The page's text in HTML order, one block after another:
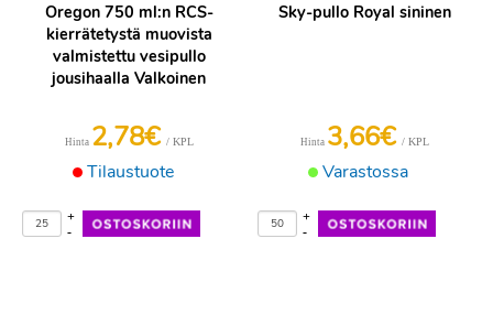
Oregon 750 ml:n RCS-
kierrätetystä muovista
valmistettu vesipullo
jousihaalla Valkoinen
Tilaustuote
Hinta 2,78€ / KPL
-
+
Sky-pullo Royal sininen
Varastossa
Hinta 3,66€ / KPL
-
+